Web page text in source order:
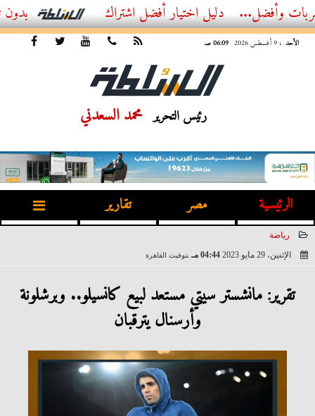
أفضل اشتراك IPTV بدون تقطيع 2026 – دليل المشاهد العصري
الأحد ، 9 أغسطس 2026 06:09 صـ
رئيس التحرير محمد السعدني
الرئيسية مصر تقارير
رياضة
الإثنين، 29 مايو 2023
04:44 مـ بتوقيت القاهرة
تقرير: مانشستر سيتي مستعد لبيع كانسيلو.. وبرشلونة
وأرسنال يترقبان